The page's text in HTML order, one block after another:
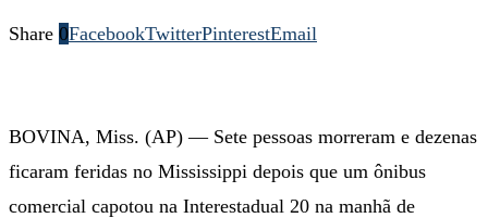
Share 0FacebookTwitterPinterestEmail
BOVINA, Miss. (AP) — Sete pessoas morreram e dezenas
ficaram feridas no Mississippi depois que um ônibus
comercial capotou na Interestadual 20 na manhã de